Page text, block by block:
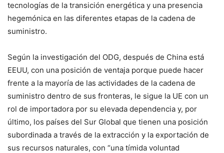
tecnologías de la transición energética y una presencia
hegemónica en las diferentes etapas de la cadena de
suministro.
Según la investigación del ODG, después de China está
EEUU, con una posición de ventaja porque puede hacer
frente a la mayoría de las actividades de la cadena de
suministro dentro de sus fronteras, le sigue la UE con un
rol de importadora por su elevada dependencia y, por
último, los países del Sur Global que tienen una posición
subordinada a través de la extracción y la exportación de
sus recursos naturales, con “una tímida voluntad